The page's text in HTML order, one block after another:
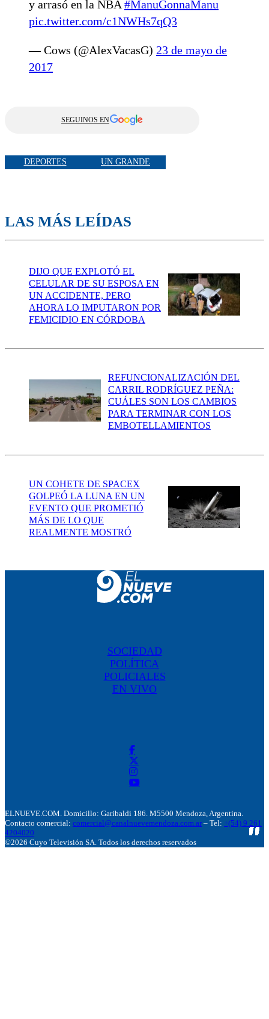
y arrasó en la NBA #ManuGonnaManu
pic.twitter.com/c1NWHs7qQ3
— Cows (@AlexVacasG) 23 de mayo de
2017
SEGUINOS EN
DEPORTES UN GRANDE
LAS MÁS LEÍDAS
DIJO QUE EXPLOTÓ EL
CELULAR DE SU ESPOSA EN
UN ACCIDENTE, PERO
AHORA LO IMPUTARON POR
FEMICIDIO EN CÓRDOBA
REFUNCIONALIZACIÓN DEL
CARRIL RODRÍGUEZ PEÑA:
CUÁLES SON LOS CAMBIOS
PARA TERMINAR CON LOS
EMBOTELLAMIENTOS
UN COHETE DE SPACEX
GOLPEÓ LA LUNA EN UN
EVENTO QUE PROMETIÓ
MÁS DE LO QUE
REALMENTE MOSTRÓ
SOCIEDAD
POLÍTICA
POLICIALES
EN VIVO
ELNUEVE.COM. Domicillo: Garibaldi 186. M5500 Mendoza, Argentina.
Contacto comercial: comercial@canalnuevemendoza.com.ar – Tel: +(54) 9 261
4204020
©2026 Cuyo Televisión SA. Todos los derechos reservados